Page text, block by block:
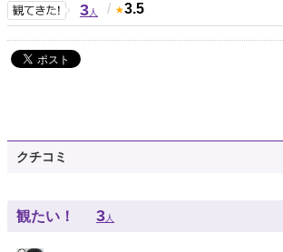
3人 / 3.5
クチコミ
観たい！ 3 人